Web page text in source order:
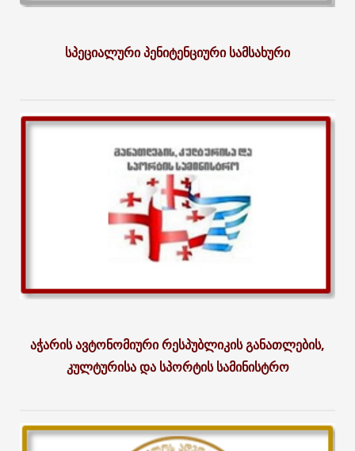
სპეციალური პენიტენციური სამსახური
აჭარის ავტონომიური რესპუბლიკის განათლების,
კულტურისა და სპორტის სამინისტრო